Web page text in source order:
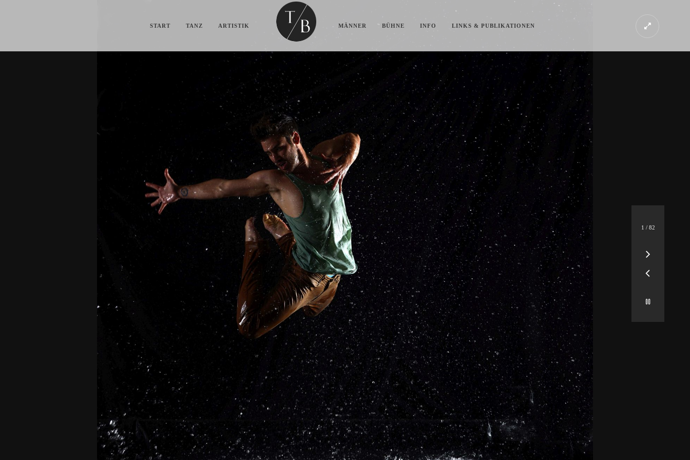
START TANZ ARTISTIK MÄNNER BÜHNE INFO LINKS & PUBLIKATIONEN
1 / 82